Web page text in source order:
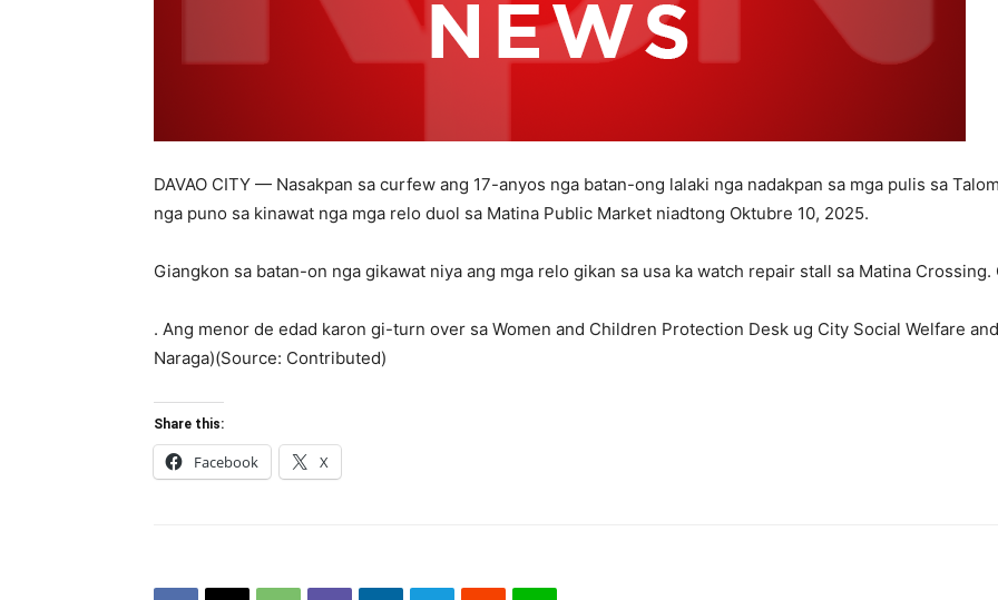
DAVAO CITY — Nasakpan sa curfew ang 17-anyos nga batan-ong lalaki nga nadakpan sa mga pulis sa
nga puno sa kinawat nga mga relo duol sa Matina Public Market niadtong Oktubre 10, 2025.
Giangkon sa batan-on nga gikawat niya ang mga relo gikan sa usa ka watch repair stall sa Matina
. Ang menor de edad karon gi-turn over sa Women and Children Protection Desk ug City Social Welfare
Naraga)(Source: Contributed)
Share this:
Facebook X